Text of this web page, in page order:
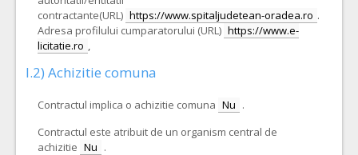
contractante(URL) https://www.spitaljudetean-oradea.ro .
Adresa profilului cumparatorului (URL) https://www.e-
licitatie.ro ,
I.2) Achizitie comuna
Contractul implica o achizitie comuna Nu .
Contractul este atribuit de un organism central de
achizitie Nu .